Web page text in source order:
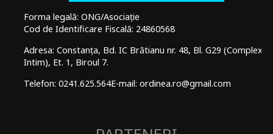
Forma legală: ONG/Asociație
Cod de Identificare Fiscală: 24860568
Adresa: Constanța, Bd. IC Brătianu nr. 48, Bl. G29 (Complex
Intim), Et. 1, Biroul 7.
Telefon: 0241.625.564E-mail: ordinea.ro@gmail.com